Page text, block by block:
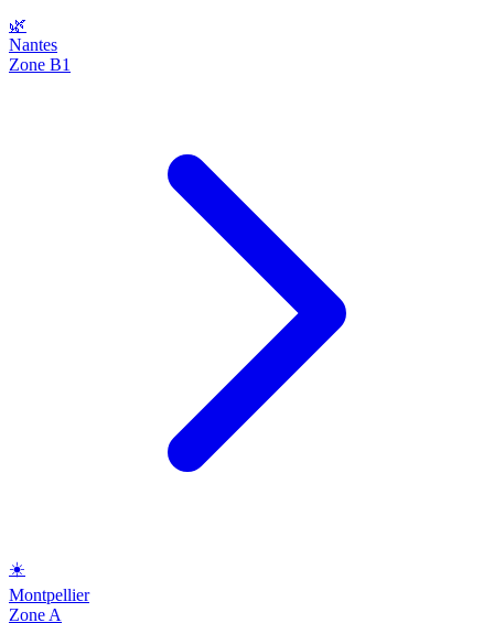
🌿
Nantes
Zone B1
☀️
Montpellier
Zone A